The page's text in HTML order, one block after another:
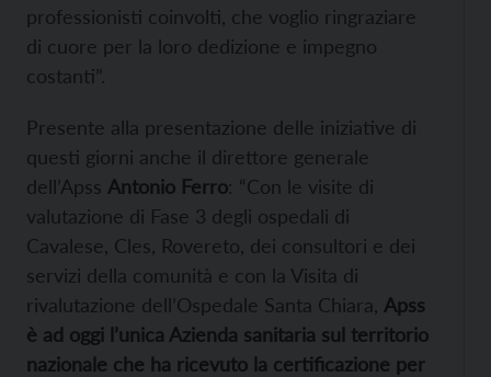
professionisti coinvolti, che voglio ringraziare
di cuore per la loro dedizione e impegno
costanti”.
Presente alla presentazione delle iniziative di
questi giorni anche il direttore generale
dell’Apss Antonio Ferro: “Con le visite di
valutazione di Fase 3 degli ospedali di
Cavalese, Cles, Rovereto, dei consultori e dei
servizi della comunità e con la Visita di
rivalutazione dell’Ospedale Santa Chiara, Apss
è ad oggi l’unica Azienda sanitaria sul territorio
nazionale che ha ricevuto la certificazione per